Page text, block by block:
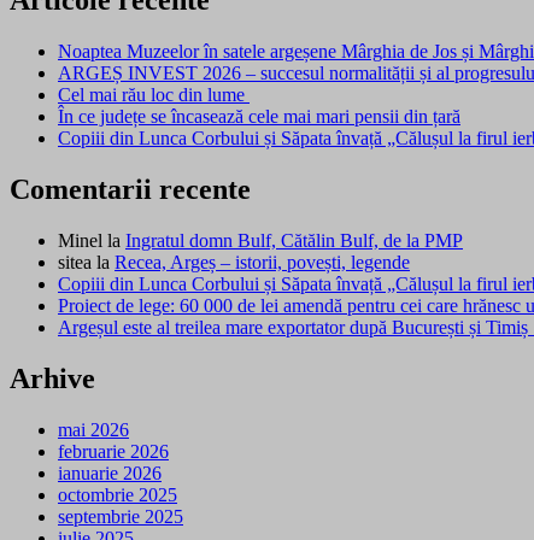
Noaptea Muzeelor în satele argeșene Mârghia de Jos și
ARGEȘ INVEST 2026 – succesul normalității și al
Cel mai rău loc din lume
În ce județe se încasează cele mai mari pensii din țară
Copiii din Lunca Corbului și Săpata învață „Călușul la firul
Comentarii recente
Minel la Ingratul domn Bulf, Cătălin Bulf, de la PMP
sitea la Recea, Argeș – istorii, povești, legende
Copiii din Lunca Corbului și Săpata învață „Călușul la firul
Proiect de lege: 60 000 de lei amendă pentru cei care
Argeșul este al treilea mare exportator după București și
Arhive
mai 2026
februarie 2026
ianuarie 2026
octombrie 2025
septembrie 2025